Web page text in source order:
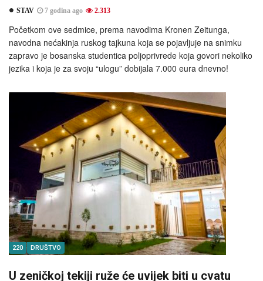
STAV 7 godina ago 2.313
Početkom ove sedmice, prema navodima Kronen Zeitunga,
navodna nećakinja ruskog tajkuna koja se pojavljuje na snimku
zapravo je bosanska studentica poljoprivrede koja govori nekoliko
jezika i koja je za svoju “ulogu” dobijala 7.000 eura dnevno!
220 DRUŠTVO
U zeničkoj tekiji ruže će uvijek biti u cvatu